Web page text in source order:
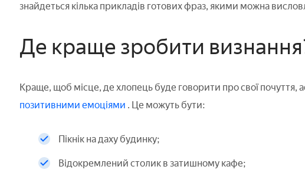
знайдеться кілька прикладів готових фраз, якими можна
Де краще зробити
Краще, щоб місце, де хлопець буде говорити про свої почуття,
позитивними емоціями . Це можуть бути:
Пікнік на даху будинку;
Відокремлений столик в затишному кафе;